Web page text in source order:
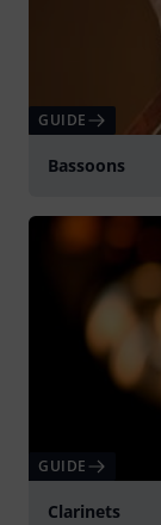
GUIDE
Bassoons
GUIDE
Clarinets